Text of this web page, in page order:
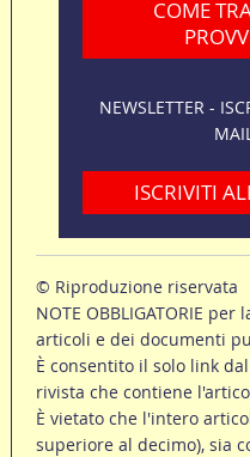
COME
NEWSLETTER -
ISCRIVITI
© Riproduzione riservata
NOTE OBBLIGATORIE
articoli e dei documenti
È consentito il solo link
rivista che contiene
È vietato che l'intero
superiore al decimo), sia